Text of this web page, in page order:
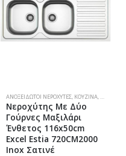
ΑΝΟΞΕΊΔΩΤΟΙ ΝΕΡΟΧΎΤΕΣ, ΚΟΥΖΊΝΑ,
Νεροχύτης Με Δύο
Γούρνες Μαξιλάρι
Ένθετος 116x50cm
Excel Estia 720CM2000
Inox Σατινέ